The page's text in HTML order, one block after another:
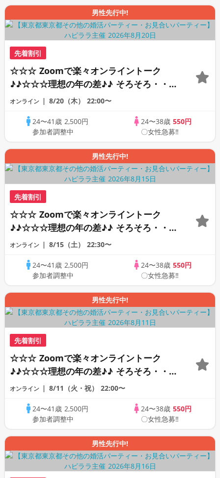
男性先行中!
先着割引
☆☆☆ Zoomで楽々オンライントーク
♪♪☆☆☆理想の年の差♪♪ そろそろ・・・
素敵な恋人見つけたい♪ ♪☆カジュアルな
行あり♪♪
オンライン 8/20（木） 22:00〜
24〜41歳 2,500円
参加者調整中
24〜38歳 550円
〇女性急募‼
男性先行中!
先着割引
☆☆☆ Zoomで楽々オンライントーク
♪♪☆☆☆理想の年の差♪♪ そろそろ・・・
素敵な恋人見つけたい♪ ♪☆カジュアルな
行あり♪♪
オンライン 8/15（土） 22:30〜
24〜41歳 2,500円
参加者調整中
24〜38歳 550円
〇女性急募‼
男性先行中!
先着割引
☆☆☆ Zoomで楽々オンライントーク
♪♪☆☆☆理想の年の差♪♪ そろそろ・・・
素敵な恋人見つけたい♪ ♪☆カジュアルな
行あり♪♪
オンライン 8/11（火・祝） 22:00〜
24〜41歳 2,500円
参加者調整中
24〜38歳 550円
〇女性急募‼
男性先行中!